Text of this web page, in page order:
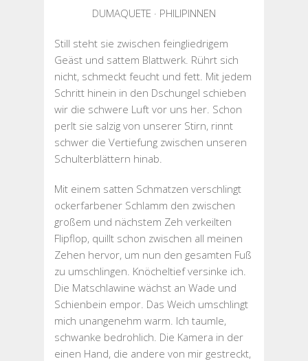
DUMAQUETE · PHILIPINNEN
Still steht sie zwischen feingliedrigem
Geäst und sattem Blattwerk. Rührt sich
nicht, schmeckt feucht und fett. Mit jedem
Schritt hinein in den Dschungel schieben
wir die schwere Luft vor uns her. Schon
perlt sie salzig von unserer Stirn, rinnt
schwer die Vertiefung zwischen unseren
Schulterblättern hinab.
Mit einem satten Schmatzen verschlingt
ockerfarbener Schlamm den zwischen
großem und nächstem Zeh verkeilten
Flipflop, quillt schon zwischen all meinen
Zehen hervor, um nun den gesamten Fuß
zu umschlingen. Knöcheltief versinke ich.
Die Matschlawine wächst an Wade und
Schienbein empor. Das Weich umschlingt
mich unangenehm warm. Ich taumle,
schwanke bedrohlich. Die Kamera in der
einen Hand, die andere von mir gestreckt,